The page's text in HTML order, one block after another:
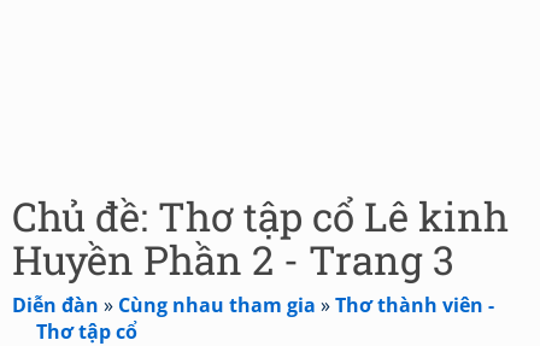
Chủ đề: Thơ tập cổ Lê kinh
Huyền Phần 2 - Trang 3
Diễn đàn » Cùng nhau tham gia »Thơ thành viên -
Thơ tập cổ